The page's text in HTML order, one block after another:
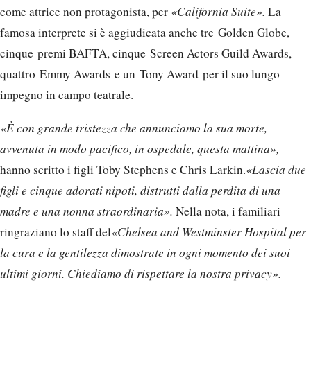
come attrice non protagonista, per «California Suite». La
famosa interprete si è aggiudicata anche tre Golden Globe,
cinque premi BAFTA, cinque Screen Actors Guild Awards,
quattro Emmy Awards e un Tony Award per il suo lungo
impegno in campo teatrale.
«È con grande tristezza che annunciamo la sua morte,
avvenuta in modo pacifico, in ospedale, questa mattina»,
hanno scritto i figli Toby Stephens e Chris Larkin.«Lascia due
figli e cinque adorati nipoti, distrutti dalla perdita di una
madre e una nonna straordinaria». Nella nota, i familiari
ringraziano lo staff del«Chelsea and Westminster Hospital per
la cura e la gentilezza dimostrate in ogni momento dei suoi
ultimi giorni. Chiediamo di rispettare la nostra privacy».